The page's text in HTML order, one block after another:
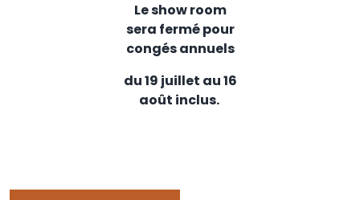
Le show room
sera fermé pour
congés annuels
du 19 juillet au 16
août inclus.